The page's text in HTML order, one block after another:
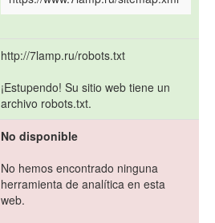
http://7lamp.ru/robots.txt
¡Estupendo! Su sitio web tiene un
archivo robots.txt.
No disponible
No hemos encontrado ninguna
herramienta de analítica en esta
web.